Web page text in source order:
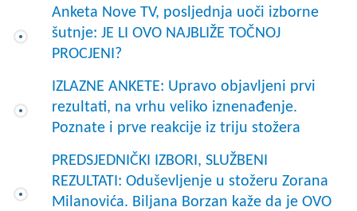
Anketa Nove TV, posljednja uoči izborne
šutnje: JE LI OVO NAJBLIŽE TOČNOJ
PROCJENI?
IZLAZNE ANKETE: Upravo objavljeni prvi
rezultati, na vrhu veliko iznenađenje.
Poznate i prve reakcije iz triju stožera
PREDSJEDNIČKI IZBORI, SLUŽBENI
REZULTATI: Oduševljenje u stožeru Zorana
Milanovića. Biljana Borzan kaže da je OVO